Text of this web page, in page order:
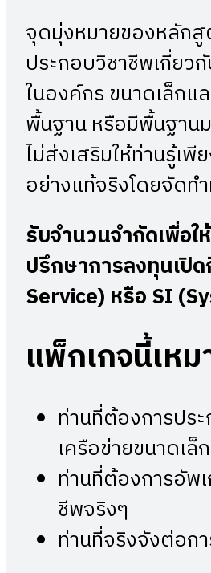
จุดมุ่งหมายของหลักสู
ประกอบวิชาชีพเกี่ย
ในองค์กร ขนาดเล็กแ
พื้นฐาน หรือมีพื้นฐานม
ไม่ส่งเสริมให้ท่านรู้เ
อย่างแท้จริงโดยจัดท
รับจำนวนจำกัดเพื่อ
ปรึกษาการลงทุนเปิ
Service) หรือSI
แพ็กเกจนี้เห
ท่านที่ต้องการปร
เครือข่ายขนาดเ
ท่านที่ต้องการอัพ
ชีพจริงๆ
ท่านที่จริงจังต่อก